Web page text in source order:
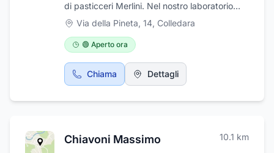
di pasticceri Merlini. Nel nostro laboratorio
d'altura produciamo dolci da ricorrenza,
gelato e biscotteria.
Via della Pineta, 14, Colledara
🟢 Aperto ora
Chiama Dettagli
Chiavoni Massimo 10.1 km